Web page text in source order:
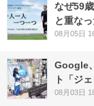
なぜ59
と重な
08月05日
Google
ト「ジ
08月03日